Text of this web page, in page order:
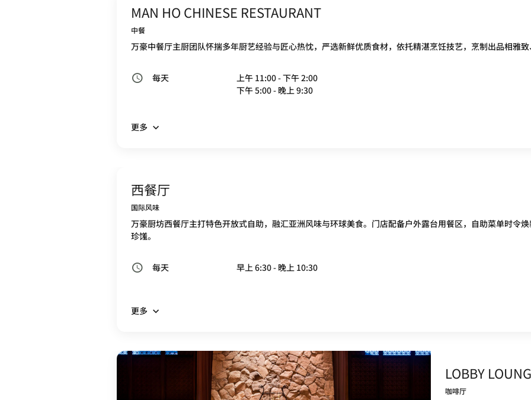
MAN HO CHINESE RESTAURANT
中餐
万豪中餐厅主厨团队怀揣多年厨艺经验与匠心热忱，严选新鲜优质食材，依托精湛烹饪技艺，烹制出品相雅致
每天
上午 11:00 - 下午 2:00
下午 5:00 - 晚上 9:30
更多
西餐厅
国际风味
万豪厨坊西餐厅主打特色开放式自助，融汇亚洲风味与环球美食。门店配备户外露台用餐区，自助菜单时令
珍馐。
每天 早上 6:30 - 晚上 10:30
更多
LOBBY
咖啡厅